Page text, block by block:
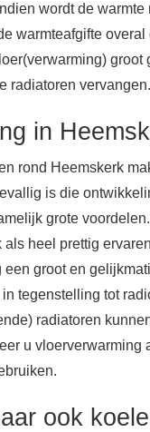
wordt de warmte
warmteafgifte
groot
radiatoren vervangen.
in
rond Heemskerk
is die
grote
heel prettig
groot en
tegenstelling tot
radiatoren
u vloerverwarming
ook